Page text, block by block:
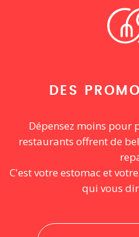
DES
Dépensez moins pour
restaurants offrent de
C'est votre estomac et
qui vous